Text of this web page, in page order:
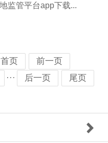
监管平台app下载...
首页
前一页
··· 后一页 尾页